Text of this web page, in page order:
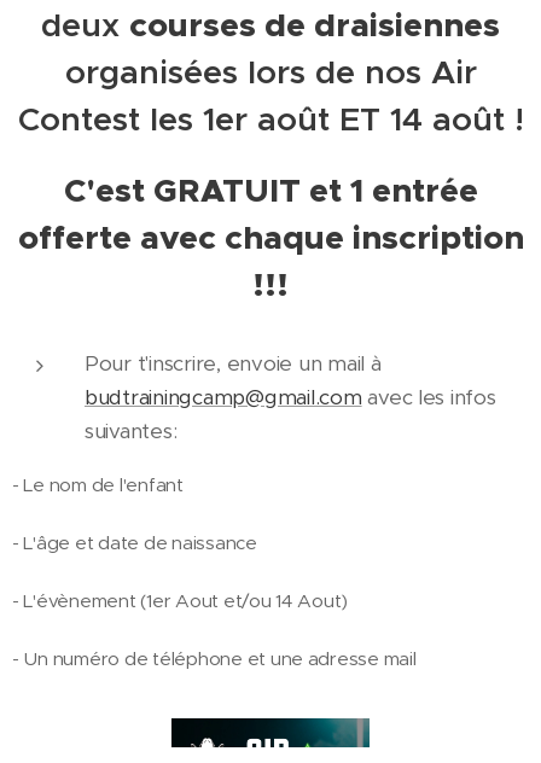
deux courses de draisiennes
organisées lors de nos Air
Contest les 1er août ET 14 août !
C'est GRATUIT et 1 entrée
offerte avec chaque inscription
!!!
Pour t'inscrire, envoie un mail à
budtrainingcamp@gmail.com avec les infos
suivantes:
- Le nom de l'enfant
- L'âge et date de naissance
- L'évènement (1er Aout et/ou 14 Aout)
- Un numéro de téléphone et une adresse mail